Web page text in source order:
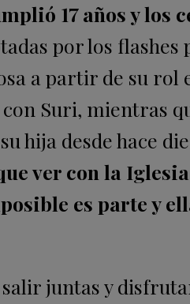
17 años y los
por los flashes
a partir de su rol
Suri, mientras
hija desde hace
ver con la
es parte y
juntas y